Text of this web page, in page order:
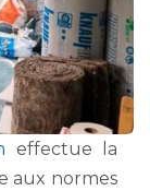
effectue la
aux normes